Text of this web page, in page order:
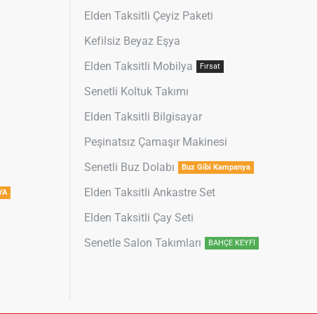
Elden Taksitli Çeyiz Paketi
Kefilsiz Beyaz Eşya
Elden Taksitli Mobilya
Fırsat
Senetli Koltuk Takımı
Elden Taksitli Bilgisayar
Peşinatsız Çamaşır Makinesi
Senetli Buz Dolabı
Buz Gibi Kampanya
Elden Taksitli Ankastre Set
Elden Taksitli Çay Seti
Senetle Salon Takımları
BAHÇE KEYFİ